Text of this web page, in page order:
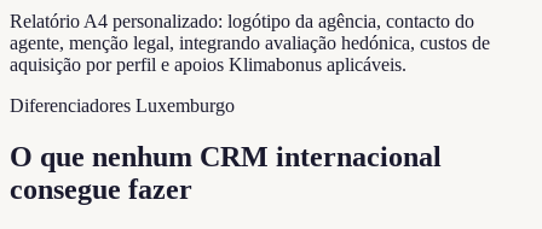
Relatório A4 personalizado: logótipo da agência, contacto do
agente, menção legal, integrando avaliação hedónica, custos de
aquisição por perfil e apoios Klimabonus aplicáveis.
Diferenciadores Luxemburgo
O que nenhum CRM internacional
consegue fazer